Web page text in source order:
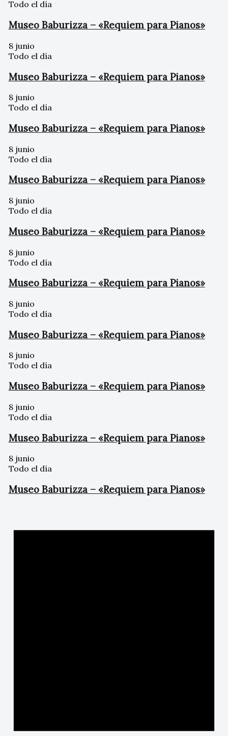
Todo el día
Museo Baburizza – «Requiem para Pianos»
8 junio
Todo el día
Museo Baburizza – «Requiem para Pianos»
8 junio
Todo el día
Museo Baburizza – «Requiem para Pianos»
8 junio
Todo el día
Museo Baburizza – «Requiem para Pianos»
8 junio
Todo el día
Museo Baburizza – «Requiem para Pianos»
8 junio
Todo el día
Museo Baburizza – «Requiem para Pianos»
8 junio
Todo el día
Museo Baburizza – «Requiem para Pianos»
8 junio
Todo el día
Museo Baburizza – «Requiem para Pianos»
8 junio
Todo el día
Museo Baburizza – «Requiem para Pianos»
8 junio
Todo el día
Museo Baburizza – «Requiem para Pianos»